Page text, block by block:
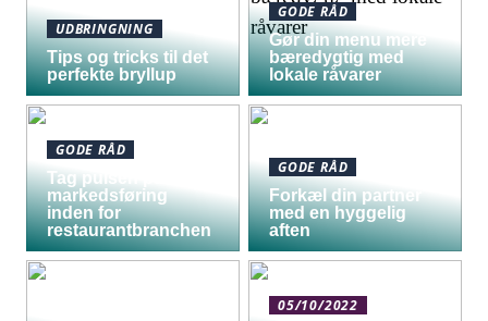
UDBRINGNING
Tips og tricks til det
perfekte bryllup
GODE RÅD
Gør din menu mere
bæredygtig med
lokale råvarer
GODE RÅD
Tag pulsen på digital
markedsføring
inden for
restaurantbranchen
GODE RÅD
Forkæl din partner
med en hyggelig
aften
05/10/2022